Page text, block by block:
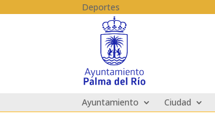
Deportes
Ayuntamiento Ciudad